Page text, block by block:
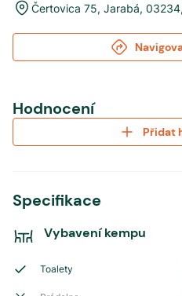
Čertovica 75, Jarabá, 03234,
Hodnocení
Přidat
Specifikace
Vybavení kempu
Toalety